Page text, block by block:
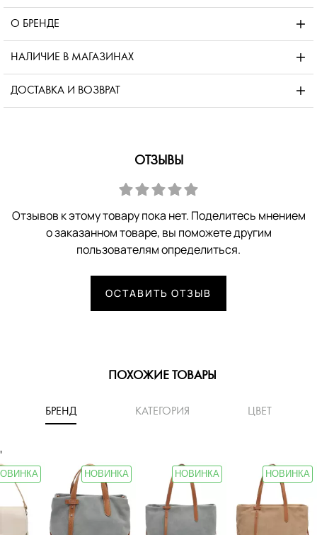
О БРЕНДЕ
НАЛИЧИЕ В МАГАЗИНАХ
ДОСТАВКА И ВОЗВРАТ
ОТЗЫВЫ
Отзывов к этому товару пока нет. Поделитесь мнением
о заказанном товаре, вы поможете другим
пользователям определиться.
ОСТАВИТЬ ОТЗЫВ
ПОХОЖИЕ ТОВАРЫ
БРЕНД КАТЕГОРИЯ ЦВЕТ
'
НОВИНКА НОВИНКА НОВИНКА